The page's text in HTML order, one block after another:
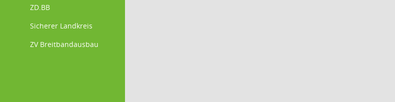
ZD.BB
Sicherer Landkreis
ZV Breitbandausbau